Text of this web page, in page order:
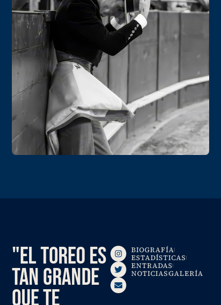
"EL TOREO ES
TAN GRANDE
QUE TE
BIOGRAFÍA
ESTADÍSTICAS
ENTRADAS
NOTICIASGALERÍA